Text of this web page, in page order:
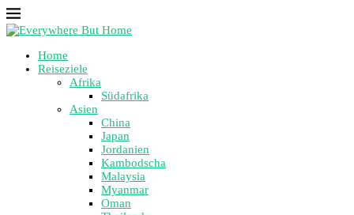
Home
Reiseziele
Afrika
Südafrika
Asien
China
Japan
Jordanien
Kambodscha
Malaysia
Myanmar
Oman